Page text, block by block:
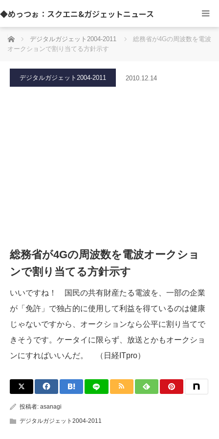
◆めっつぉ：スクエニ&ガジェットニュース
ホーム デジタルガジェット2004-2011
総務省が4Gの周波数を電波
オークションで割り当てる方針示す
デジタルガジェット2004-2011 2010.12.14
総務省が4Gの周波数を電波オークショ
ンで割り当てる方針示す
いいですね！ 国民の共有財産たる電波を、一部の企業
が「免許」で独占的に使用して利益を得ているのは健康
じゃないですから、オークションなら公平に割り当てで
きそうです。ケータイに限らず、放送とかもオークショ
ンにすればいいんだ。 （日経ITpro）
投稿者: asanagi
デジタルガジェット2004-2011